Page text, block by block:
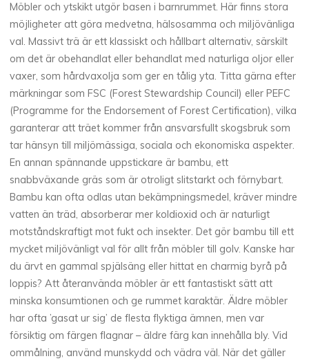
Möbler och ytskikt utgör basen i barnrummet. Här finns stora
möjligheter att göra medvetna, hälsosamma och miljövänliga
val. Massivt trä är ett klassiskt och hållbart alternativ, särskilt
om det är obehandlat eller behandlat med naturliga oljor eller
vaxer, som hårdvaxolja som ger en tålig yta. Titta gärna efter
märkningar som FSC (Forest Stewardship Council) eller PEFC
(Programme for the Endorsement of Forest Certification), vilka
garanterar att träet kommer från ansvarsfullt skogsbruk som
tar hänsyn till miljömässiga, sociala och ekonomiska aspekter.
En annan spännande uppstickare är bambu, ett
snabbväxande gräs som är otroligt slitstarkt och förnybart.
Bambu kan ofta odlas utan bekämpningsmedel, kräver mindre
vatten än träd, absorberar mer koldioxid och är naturligt
motståndskraftigt mot fukt och insekter. Det gör bambu till ett
mycket miljövänligt val för allt från möbler till golv. Kanske har
du ärvt en gammal spjälsäng eller hittat en charmig byrå på
loppis? Att återanvända möbler är ett fantastiskt sätt att
minska konsumtionen och ge rummet karaktär. Äldre möbler
har ofta ’gasat ur sig’ de flesta flyktiga ämnen, men var
försiktig om färgen flagnar – äldre färg kan innehålla bly. Vid
ommålning, använd munskydd och vädra väl. När det gäller